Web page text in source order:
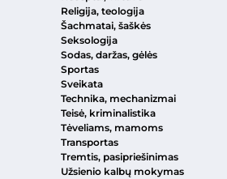
Religija, teologija
Šachmatai, šaškės
Seksologija
Sodas, daržas, gėlės
Sportas
Sveikata
Technika, mechanizmai
Teisė, kriminalistika
Tėveliams, mamoms
Transportas
Tremtis, pasipriešinimas
Užsienio kalbų mokymas